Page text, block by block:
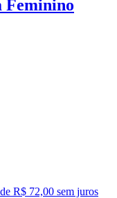
Feminino
R$ 72,00 sem juros